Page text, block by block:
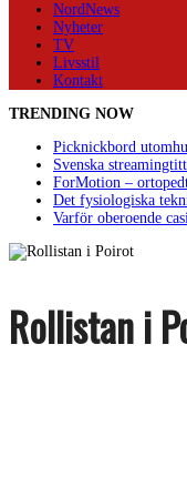
NordNews
Nyheter
TV
Livsstil
Kontakt
TRENDING NOW
Picknickbord
Svenska
ForMotion –
Det fysiologiska
Varför oberoende
Rollistan i